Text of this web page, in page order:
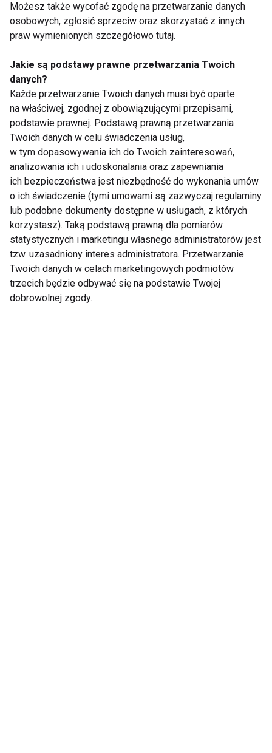
Letnia pielęgnacja
wrażliwej skóry
pielęgnacja ciała
latem w trendzie
sensory beauty -
troska o skórę i
przyjemność dla
zmysłów
Przeszczep włosów –
jak wybrać
nowoczesną metodę
leczenia łysienia
Filtruj filtry – jak
dobrać najlepszy krem
z SPF do potrzeb skóry
i jej upodobań?
Pokaż więcej
Możesz także wycofać zgodę na przetwarzanie danych
osobowych, zgłosić sprzeciw oraz skorzystać z innych
praw wymienionych szczegółowo tutaj.
Jakie są podstawy prawne przetwarzania Twoich
danych?
Każde przetwarzanie Twoich danych musi być oparte
na właściwej, zgodnej z obowiązującymi przepisami,
podstawie prawnej. Podstawą prawną przetwarzania
Twoich danych w celu świadczenia usług,
w tym dopasowywania ich do Twoich zainteresowań,
analizowania ich i udoskonalania oraz zapewniania
ich bezpieczeństwa jest niezbędność do wykonania umów
o ich świadczenie (tymi umowami są zazwyczaj regulaminy
lub podobne dokumenty dostępne w usługach, z których
korzystasz). Taką podstawą prawną dla pomiarów
statystycznych i marketingu własnego administratorów jest
tzw. uzasadniony interes administratora. Przetwarzanie
Twoich danych w celach marketingowych podmiotów
trzecich będzie odbywać się na podstawie Twojej
dobrowolnej zgody.